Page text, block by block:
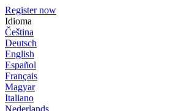
Register now
Idioma
Čeština
Deutsch
English
Español
Français
Magyar
Italiano
Nederlands